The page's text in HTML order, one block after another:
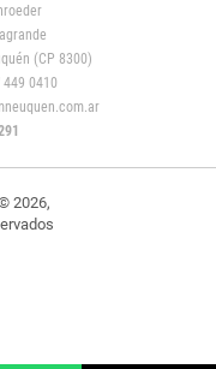
(CP 8300)
0410
2026,